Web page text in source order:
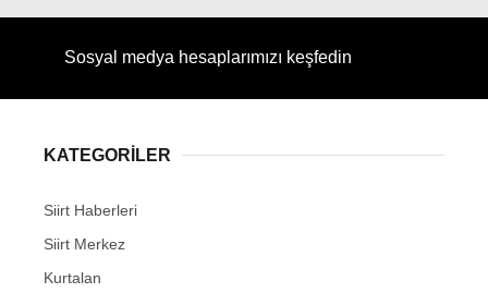
Sosyal medya hesaplarımızı keşfedin
KATEGORİLER
Siirt Haberleri
Siirt Merkez
Kurtalan